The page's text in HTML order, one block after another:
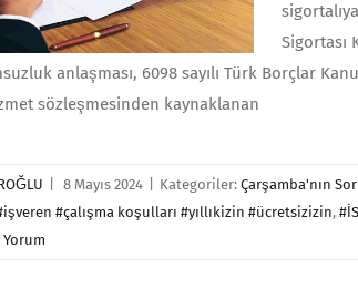
Sigortası
anlaşması, 6098 sayılı Türk Borçlar
söz­leşmesinden kaynaklanan
8 Mayıs 2024 Kategoriler:Çarşamba'nın
#çalışma koşulları #yıllıkizin #ücretsizizin,
Yorum